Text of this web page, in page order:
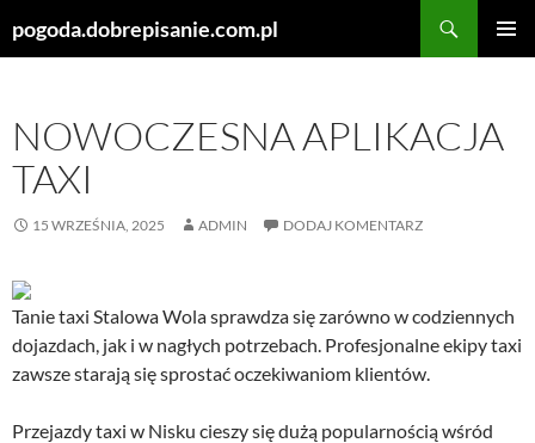
pogoda.dobrepisanie.com.pl
NOWOCZESNA APLIKACJA
TAXI
15 WRZEŚNIA, 2025 ADMIN DODAJ KOMENTARZ
Tanie taxi Stalowa Wola sprawdza się zarówno w codziennych
dojazdach, jak i w nagłych potrzebach. Profesjonalne ekipy taxi
zawsze starają się sprostać oczekiwaniom klientów.
Przejazdy taxi w Nisku cieszy się dużą popularnością wśród